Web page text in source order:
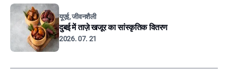
यूएई, जीवनशैली
दुबई में ताज़े खजूर का सांस्कृतिक वितरण
2026. 07. 21